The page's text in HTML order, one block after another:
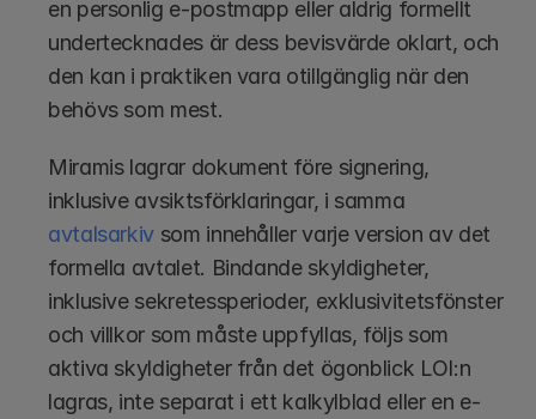
en personlig e-postmapp eller aldrig formellt
undertecknades är dess bevisvärde oklart, och
den kan i praktiken vara otillgänglig när den
behövs som mest.
Miramis lagrar dokument före signering,
avtalsarkiv som innehåller varje version av det
formella avtalet. Bindande skyldigheter,
inklusive sekretessperioder, exklusivitetsfönster
och villkor som måste uppfyllas, följs som
aktiva skyldigheter från det ögonblick LOI:n
lagras, inte separat i ett kalkylblad eller en e-